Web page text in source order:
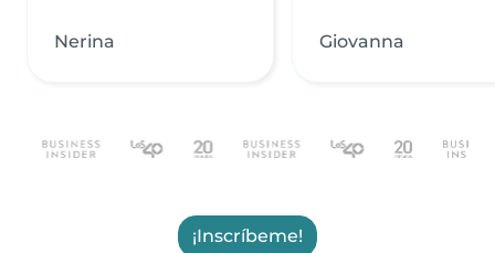
Nerina Giovanna
¡Inscríbeme!